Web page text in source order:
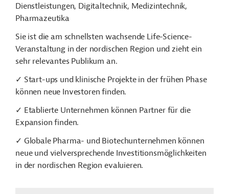
Dienstleistungen, Digitaltechnik, Medizintechnik,
Pharmazeutika
Sie ist die am schnellsten wachsende Life-Science-
Veranstaltung in der nordischen Region und zieht ein
sehr relevantes Publikum an.
✓ Start-ups und klinische Projekte in der frühen Phase
können neue Investoren finden.
✓ Etablierte Unternehmen können Partner für die
Expansion finden.
✓ Globale Pharma- und Biotechunternehmen können
neue und vielversprechende Investitionsmöglichkeiten
in der nordischen Region evaluieren.